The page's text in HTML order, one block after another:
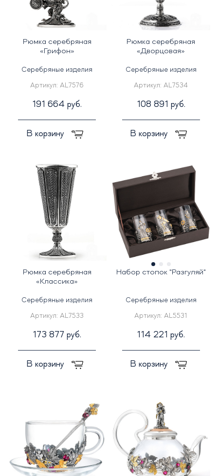
Рюмка серебряная
«Грифон»
Серебряные изделия
Артикул:AL7576
191 664 руб.
В корзину
Рюмка серебряная
«Дворцовая»
Серебряные изделия
Артикул:AL7534
108 891 руб.
В корзину
Рюмка серебряная
«Классика»
Серебряные изделия
Артикул:AL7533
173 877 руб.
В корзину
Набор стопок "Разгуляй"
Серебряные изделия
Артикул:AL5531
114 221 руб.
В корзину